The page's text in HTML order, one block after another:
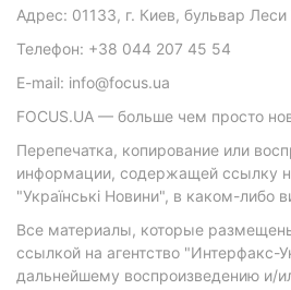
Адрес: 01133, г. Киев, бульвар
Телефон: +38 044 207 45 54
E-mail: info@focus.ua
FOCUS.UA — больше чем просто
Перепечатка, копирование или
информации, содержащей ссылку
"Українські Новини", в каком-либо
Все материалы, которые
ссылкой на агентство "Интерфакс-
дальнейшему воспроизведению и/